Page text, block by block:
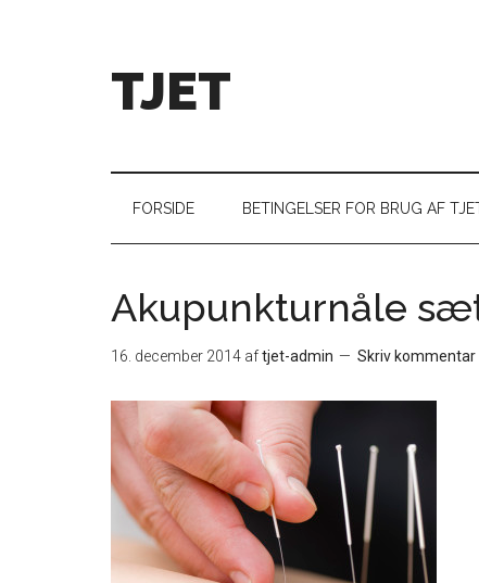
TJET
FORSIDE BETINGELSER FOR BRUG AF
Akupunkturnåle
16. december 2014 aftjet-admin Skriv kommentar